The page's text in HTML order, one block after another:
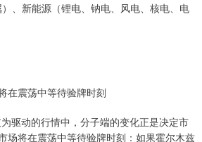
、新能源（锂电、钠电、风电、核电、电
震荡中等待验牌时刻
动的行情中，分子端的变化正是决定市
场将在震荡中等待验牌时刻：如果霍尔木兹